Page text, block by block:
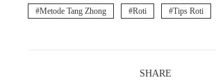
Metode Tang Zhong Roti Tips Roti
SHARE